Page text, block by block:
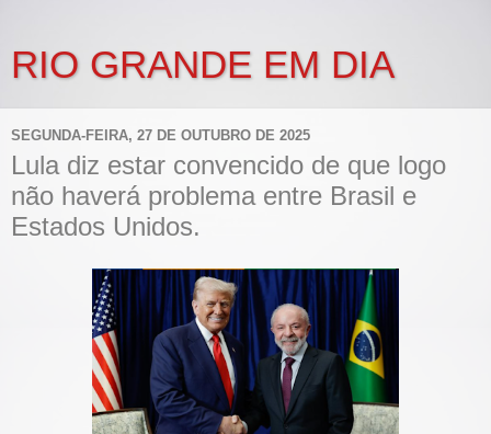
RIO GRANDE EM DIA
SEGUNDA-FEIRA, 27 DE OUTUBRO DE 2025
Lula diz estar convencido de que logo
não haverá problema entre Brasil e
Estados Unidos.